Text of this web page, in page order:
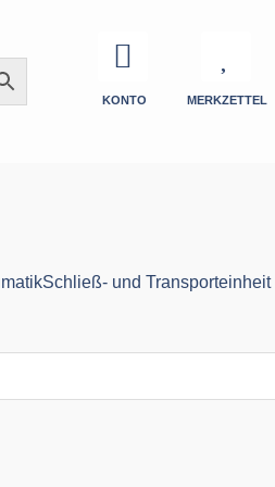
KONTO
MERKZETTEL
Schließ- und Transporteinheit